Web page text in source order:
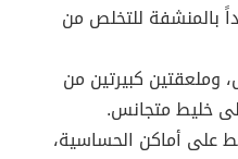
بالمنشفة للتخلص من
وملعقتين كبيرتين من
خليط متجانس.
على أماكن الحساسية،